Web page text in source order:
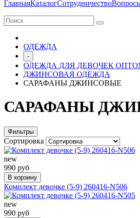
ГлавнаяКаталогСотрудничество
ОДЕЖДА
-
ОДЕЖДА ДЛЯ ДЕВОЧЕК
ДЖИНСОВАЯ ОДЕЖДА
САРАФАНЫ ДЖИНСОВЫЕ
САРАФАНЫ
Фильтры
Сортировка
new
990 руб
В корзину
Комплект девочке (5-9) 260416-N506
new
990 руб